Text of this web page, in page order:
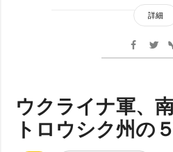
詳細
ウクライナ軍、
トロウシク州の